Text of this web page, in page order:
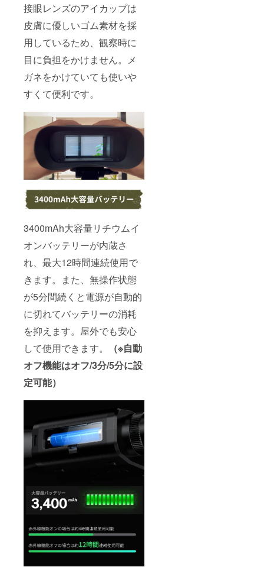
接眼レンズのアイカップは
皮膚に優しいゴム素材を採
用しているため、観察時に
目に負担をかけません。メ
ガネをかけていても使いや
すくて便利です。
3400mAh大容量リチウムイ
オンバッテリーが内蔵さ
れ、最大12時間連続使用で
きます。また、無操作状態
が5分間続くと電源が自動的
に切れてバッテリーの消耗
を抑えます。屋外でも安心
して使用できます。
（※自動
オフ機能はオフ/3分/5分に設
定可能）